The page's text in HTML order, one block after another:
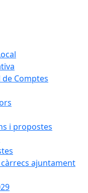
de Comptes
i propostes
ajuntament